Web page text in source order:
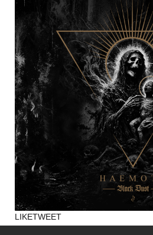
LIKETWEET